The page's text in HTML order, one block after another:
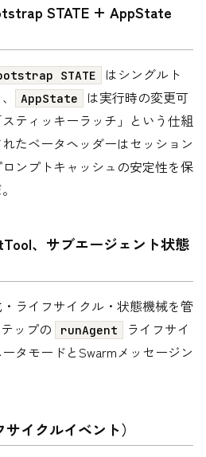
STATE + AppState
STATE
はシングルト
AppState
は実行時の変更可
ティッキーラッチ」という仕組
たベータヘッダーはセッション
ンプトキャッシュの安定性を保
、サブエージェント状態
ライフサイクル・状態機械を管
ップの
runAgent
ライフサイ
タモードとSwarmメッセージン
イクルイベント）